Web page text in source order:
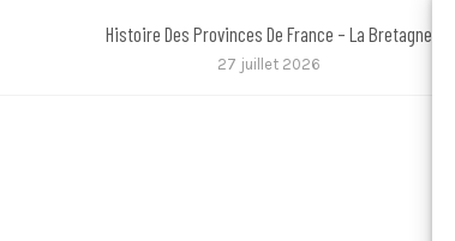
Histoire Des Provinces De France – La Bretagne
27 juillet 2026